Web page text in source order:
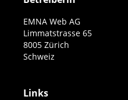
EMNA Web AG
Limmatstrasse 65
8005 Zürich
Schweiz
Links